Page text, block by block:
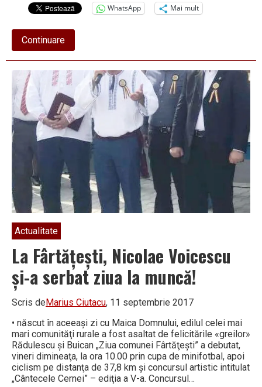
WhatsApp Mai mult
Continuareabout
Lista
completă
câștigătorilor
concursului
folcloric
„Cântecele
Cernei
2017”
Actualitate
La Fârtăţeşti, Nicolae Voicescu
şi-a serbat ziua la muncă!
Scris de Marius Ciutacu, 11 septembrie 2017
• născut în aceeaşi zi cu Maica Domnului, edilul celei mai
mari comunităţi rurale a fost asaltat de felicitările «greilor»
Rădulescu şi Buican „Ziua comunei Fârtăţeşti” a debutat,
vineri dimineaţa, la ora 10.00 prin cupa de minifotbal, apoi
ciclism pe distanţa de 37,8 km şi concursul artistic intitulat
„Cântecele Cernei” – ediţia a V-a. Concursul…